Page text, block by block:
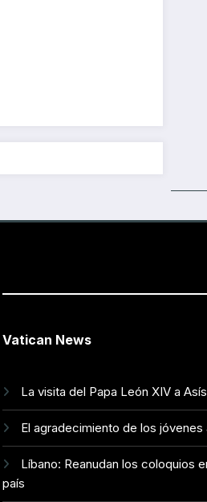
Vatican News
La visita del Papa León XIV a
El agradecimiento de los
Líbano: Reanudan los coloquios
país